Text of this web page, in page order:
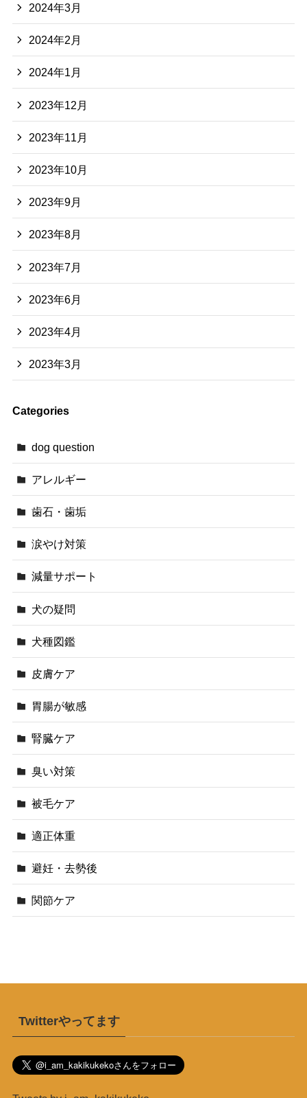
2024年3月
2024年2月
2024年1月
2023年12月
2023年11月
2023年10月
2023年9月
2023年8月
2023年7月
2023年6月
2023年4月
2023年3月
Categories
dog question
アレルギー
歯石・歯垢
涙やけ対策
減量サポート
犬の疑問
犬種図鑑
皮膚ケア
胃腸が敏感
腎臓ケア
臭い対策
被毛ケア
適正体重
避妊・去勢後
関節ケア
Twitterやってます